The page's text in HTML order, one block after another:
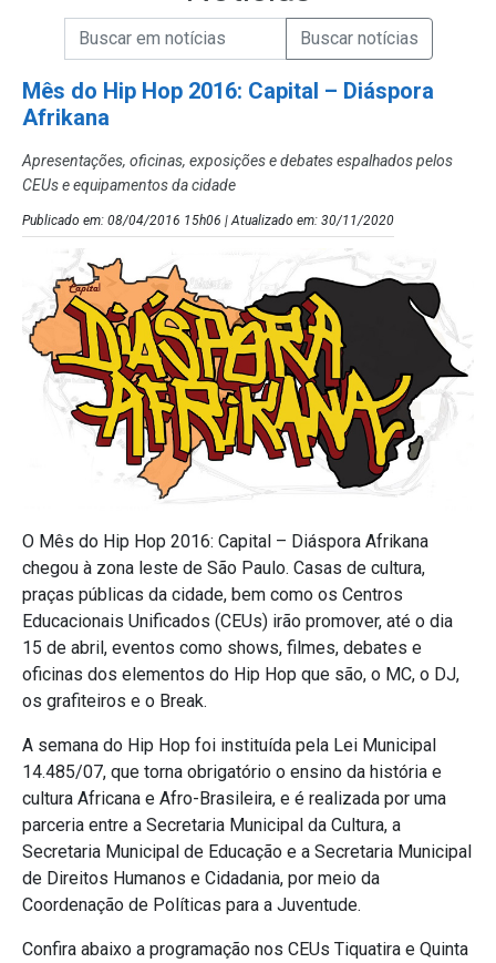
Campo de Busca de Notícias
Campo de Busca de informaçõesEnviar a Busca de Notícias
Mês do Hip Hop 2016: Capital – Diáspora
Afrikana
Apresentações, oficinas, exposições e debates espalhados pelos
CEUs e equipamentos da cidade
Publicado em: 08/04/2016 15h06 | Atualizado em: 30/11/2020
O Mês do Hip Hop 2016: Capital – Diáspora Afrikana
chegou à zona leste de São Paulo. Casas de cultura,
praças públicas da cidade, bem como os Centros
Educacionais Unificados (CEUs) irão promover, até o dia
15 de abril, eventos como shows, filmes, debates e
oficinas dos elementos do Hip Hop que são, o MC, o DJ,
os grafiteiros e o Break.
A semana do Hip Hop foi instituída pela Lei Municipal
14.485/07, que torna obrigatório o ensino da história e
cultura Africana e Afro-Brasileira, e é realizada por uma
parceria entre a Secretaria Municipal da Cultura, a
Secretaria Municipal de Educação e a Secretaria Municipal
de Direitos Humanos e Cidadania, por meio da
Coordenação de Políticas para a Juventude.
Confira abaixo a programação nos CEUs Tiquatira e Quinta